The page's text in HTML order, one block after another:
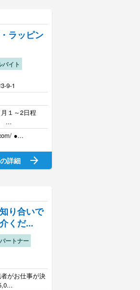
ラッピン
バイト
9-1
１～2日程
...
●...
詳細 arrow_forward
り合いで
くだ...
ートナー
がお仕事が決